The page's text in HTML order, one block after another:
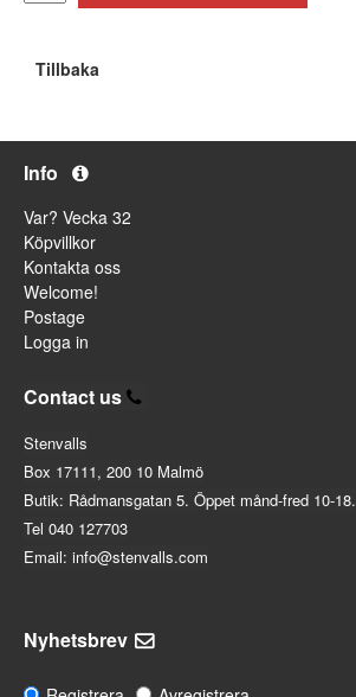
Tillbaka
Info
Var? Vecka 32
Köpvillkor
Kontakta oss
Welcome!
Postage
Logga in
Contact us
Stenvalls
Box 17111, 200 10 Malmö
Butik: Rådmansgatan 5. Öppet månd-fred 10-18.
Tel 040 127703
Email: info@stenvalls.com
Nyhetsbrev